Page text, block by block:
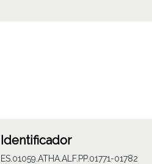
Identificador
ES.01059.ATHA.ALF.PP.01771-01782